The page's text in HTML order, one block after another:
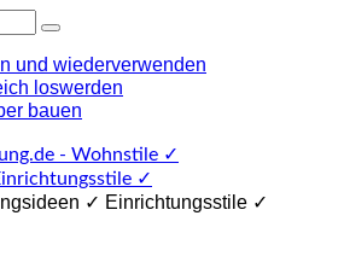
und wiederverwenden
loswerden
bauen
✓ Einrichtungsstile ✓